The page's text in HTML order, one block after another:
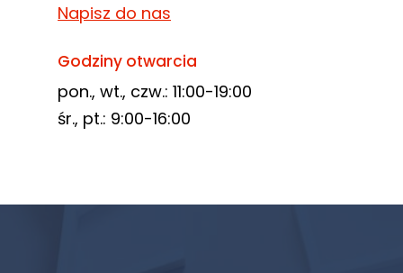
Napisz do nas
Godziny otwarcia
pon., wt., czw.: 11:00-19:00
śr., pt.: 9:00-16:00